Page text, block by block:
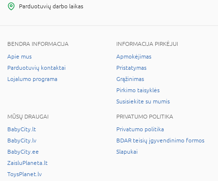
Parduotuvių darbo laikas
BENDRA INFORMACIJA
Apie mus
Parduotuvių kontaktai
Lojalumo programa
INFORMACIJA PIRKĖJUI
Apmokėjimas
Pristatymas
Grąžinimas
Pirkimo taisyklės
Susisiekite su mumis
MŪSŲ DRAUGAI
BabyCity.lt
BabyCity.lv
BabyCity.ee
ZaisluPlaneta.lt
ToysPlanet.lv
PRIVATUMO POLITIKA
Privatumo politika
BDAR teisių įgyvendinimo formos
Slapukai